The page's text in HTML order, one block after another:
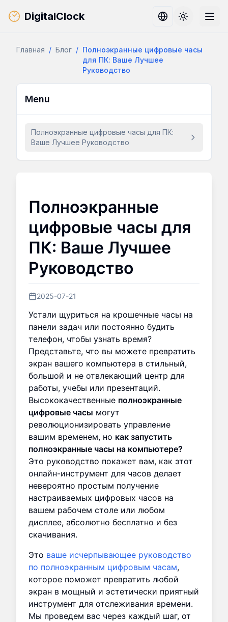
DigitalClock Toggle
Главная / Блог / Полноэкранные цифровые часы
для ПК: Ваше Лучшее
Руководство
Menu
Полноэкранные цифровые часы для ПК:
Ваше Лучшее Руководство
Полноэкранные
цифровые часы для
ПК: Ваше Лучшее
Руководство
2025-07-21
Устали щуриться на крошечные часы на
панели задач или постоянно будить
телефон, чтобы узнать время?
Представьте, что вы можете превратить
экран вашего компьютера в стильный,
большой и не отвлекающий центр для
работы, учебы или презентаций.
Высококачественные полноэкранные
цифровые часы могут
революционизировать управление
вашим временем, но как запустить
полноэкранные часы на компьютере?
Это руководство покажет вам, как этот
онлайн-инструмент для часов делает
невероятно простым получение
настраиваемых цифровых часов на
вашем рабочем столе или любом
дисплее, абсолютно бесплатно и без
скачивания.
Это ваше исчерпывающее руководство
по полноэкранным цифровым часам,
которое поможет превратить любой
экран в мощный и эстетически приятный
инструмент для отслеживания времени.
Мы проведем вас через каждый шаг, от